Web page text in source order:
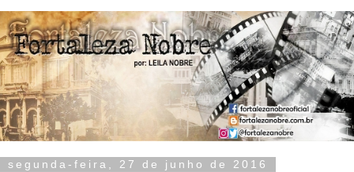
segunda-feira, 27 de junho de 2016